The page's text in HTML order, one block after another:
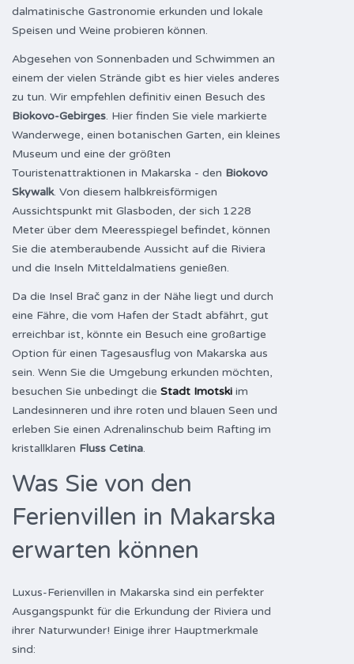
dalmatinische Gastronomie erkunden und lokale
Speisen und Weine probieren können.
Abgesehen von Sonnenbaden und Schwimmen an
einem der vielen Strände gibt es hier vieles anderes
zu tun. Wir empfehlen definitiv einen Besuch des
Biokovo-Gebirges. Hier finden Sie viele markierte
Wanderwege, einen botanischen Garten, ein kleines
Museum und eine der größten
Touristenattraktionen in Makarska - den Biokovo
Skywalk. Von diesem halbkreisförmigen
Aussichtspunkt mit Glasboden, der sich 1228
Meter über dem Meeresspiegel befindet, können
Sie die atemberaubende Aussicht auf die Riviera
und die Inseln Mitteldalmatiens genießen.
Da die Insel Brač ganz in der Nähe liegt und durch
eine Fähre, die vom Hafen der Stadt abfährt, gut
erreichbar ist, könnte ein Besuch eine großartige
Option für einen Tagesausflug von Makarska aus
sein. Wenn Sie die Umgebung erkunden möchten,
besuchen Sie unbedingt die Stadt Imotski im
Landesinneren und ihre roten und blauen Seen und
erleben Sie einen Adrenalinschub beim Rafting im
kristallklaren Fluss Cetina.
Was Sie von den
Ferienvillen in Makarska
erwarten können
Luxus-Ferienvillen in Makarska sind ein perfekter
Ausgangspunkt für die Erkundung der Riviera und
ihrer Naturwunder! Einige ihrer Hauptmerkmale
sind: